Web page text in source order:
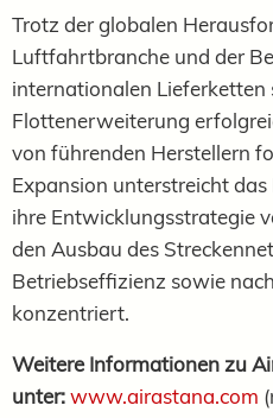
Trotz der globalen
Luftfahrtbranche und der
internationalen Lieferketten
Flottenerweiterung
von führenden Herstellern
Expansion unterstreicht
ihre Entwicklungsstrategie
den Ausbau des
Betriebseffizienz sowie
konzentriert.
Weitere Informationen zu
unter:www.airastana.com